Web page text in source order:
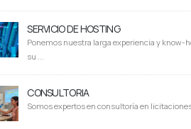
SERVICIO DE HOSTING
Ponemos nuestra larga experiencia y know-
su ...
CONSULTORIA
Somos expertos en consultoría en